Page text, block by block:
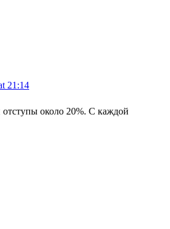
21:14
около 20%. С каждой